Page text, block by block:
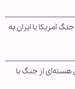
جنگ آمریکا با ایران به
از جنگ با